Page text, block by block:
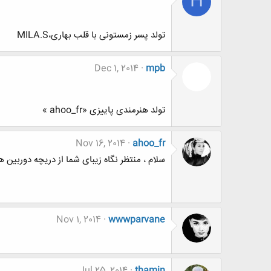
تولد پسر زمستونی با قلب بهاری،MILA.S
mpb
Dec 1, 2014
تولد هنرمندی پاییزی «ahoo_fr »
ahoo_fr
Nov 16, 2014
سلام ، منتظر نگاه زیبای شما از دریچه
wwwparvane
Nov 1, 2014